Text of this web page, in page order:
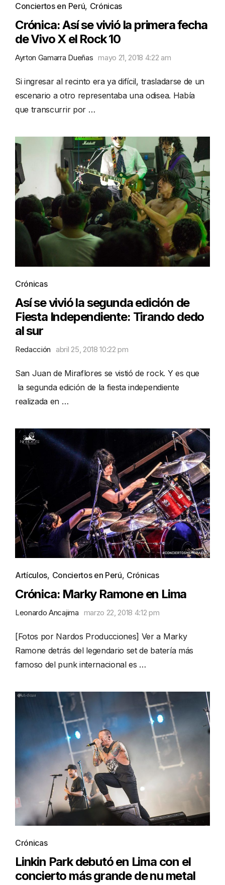
Conciertos en Perú, Crónicas
Crónica: Así se vivió la primera fecha
de Vivo X el Rock 10
Ayrton Gamarra Dueñas mayo 21, 2018 4:22 am
Si ingresar al recinto era ya difícil, trasladarse de un
escenario a otro representaba una odisea. Había
que transcurrir por …
Crónicas
Así se vivió la segunda edición de
Fiesta Independiente: Tirando dedo
al sur
Redacción abril 25, 2018 10:22 pm
San Juan de Miraflores se vistió de rock. Y es que
la segunda edición de la fiesta independiente
realizada en …
Artículos, Conciertos en Perú, Crónicas
Crónica: Marky Ramone en Lima
Leonardo Ancajima marzo 22, 2018 4:12 pm
[Fotos por Nardos Producciones] Ver a Marky
Ramone detrás del legendario set de batería más
famoso del punk internacional es …
Crónicas
Linkin Park debutó en Lima con el
concierto más grande de nu metal